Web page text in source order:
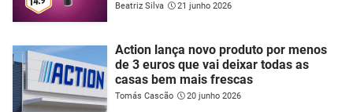
Beatriz Silva 21 junho 2026
Action lança novo produto por menos
de 3 euros que vai deixar todas as
casas bem mais frescas
Tomás Cascão 20 junho 2026